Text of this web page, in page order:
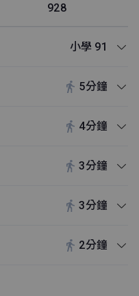
928
小學 91
5分鐘
4分鐘
3分鐘
3分鐘
2分鐘